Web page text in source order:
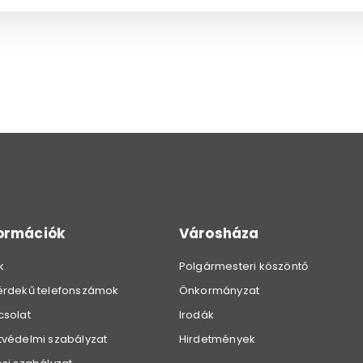
telefonszámok
szabályzat
Városháza
Polgármesteri köszöntő
Önkormányzat
Irodák
Hirdetmények